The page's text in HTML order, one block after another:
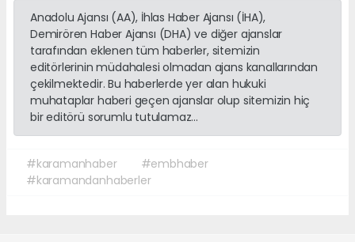
Anadolu Ajansı (AA), İhlas Haber Ajansı (İHA),
Demirören Haber Ajansı (DHA) ve diğer ajanslar
tarafından eklenen tüm haberler, sitemizin
editörlerinin müdahalesi olmadan ajans kanallarından
çekilmektedir. Bu haberlerde yer alan hukuki
muhataplar haberi geçen ajanslar olup sitemizin hiç
bir editörü sorumlu tutulamaz...
#karamanhaber
#embhaber
#karamandanhaberler